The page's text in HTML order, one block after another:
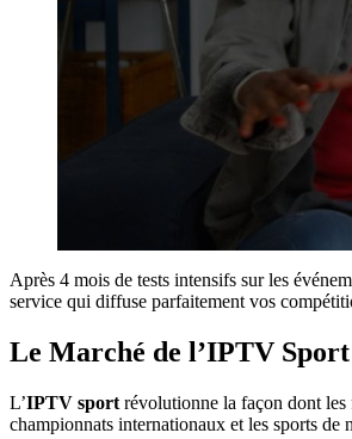
Après 4 mois de tests intensifs sur les
service qui diffuse parfaitement vos
Le Marché de l’IPTV
L’IPTV sport révolutionne la façon dont les
championnats internationaux et les sports